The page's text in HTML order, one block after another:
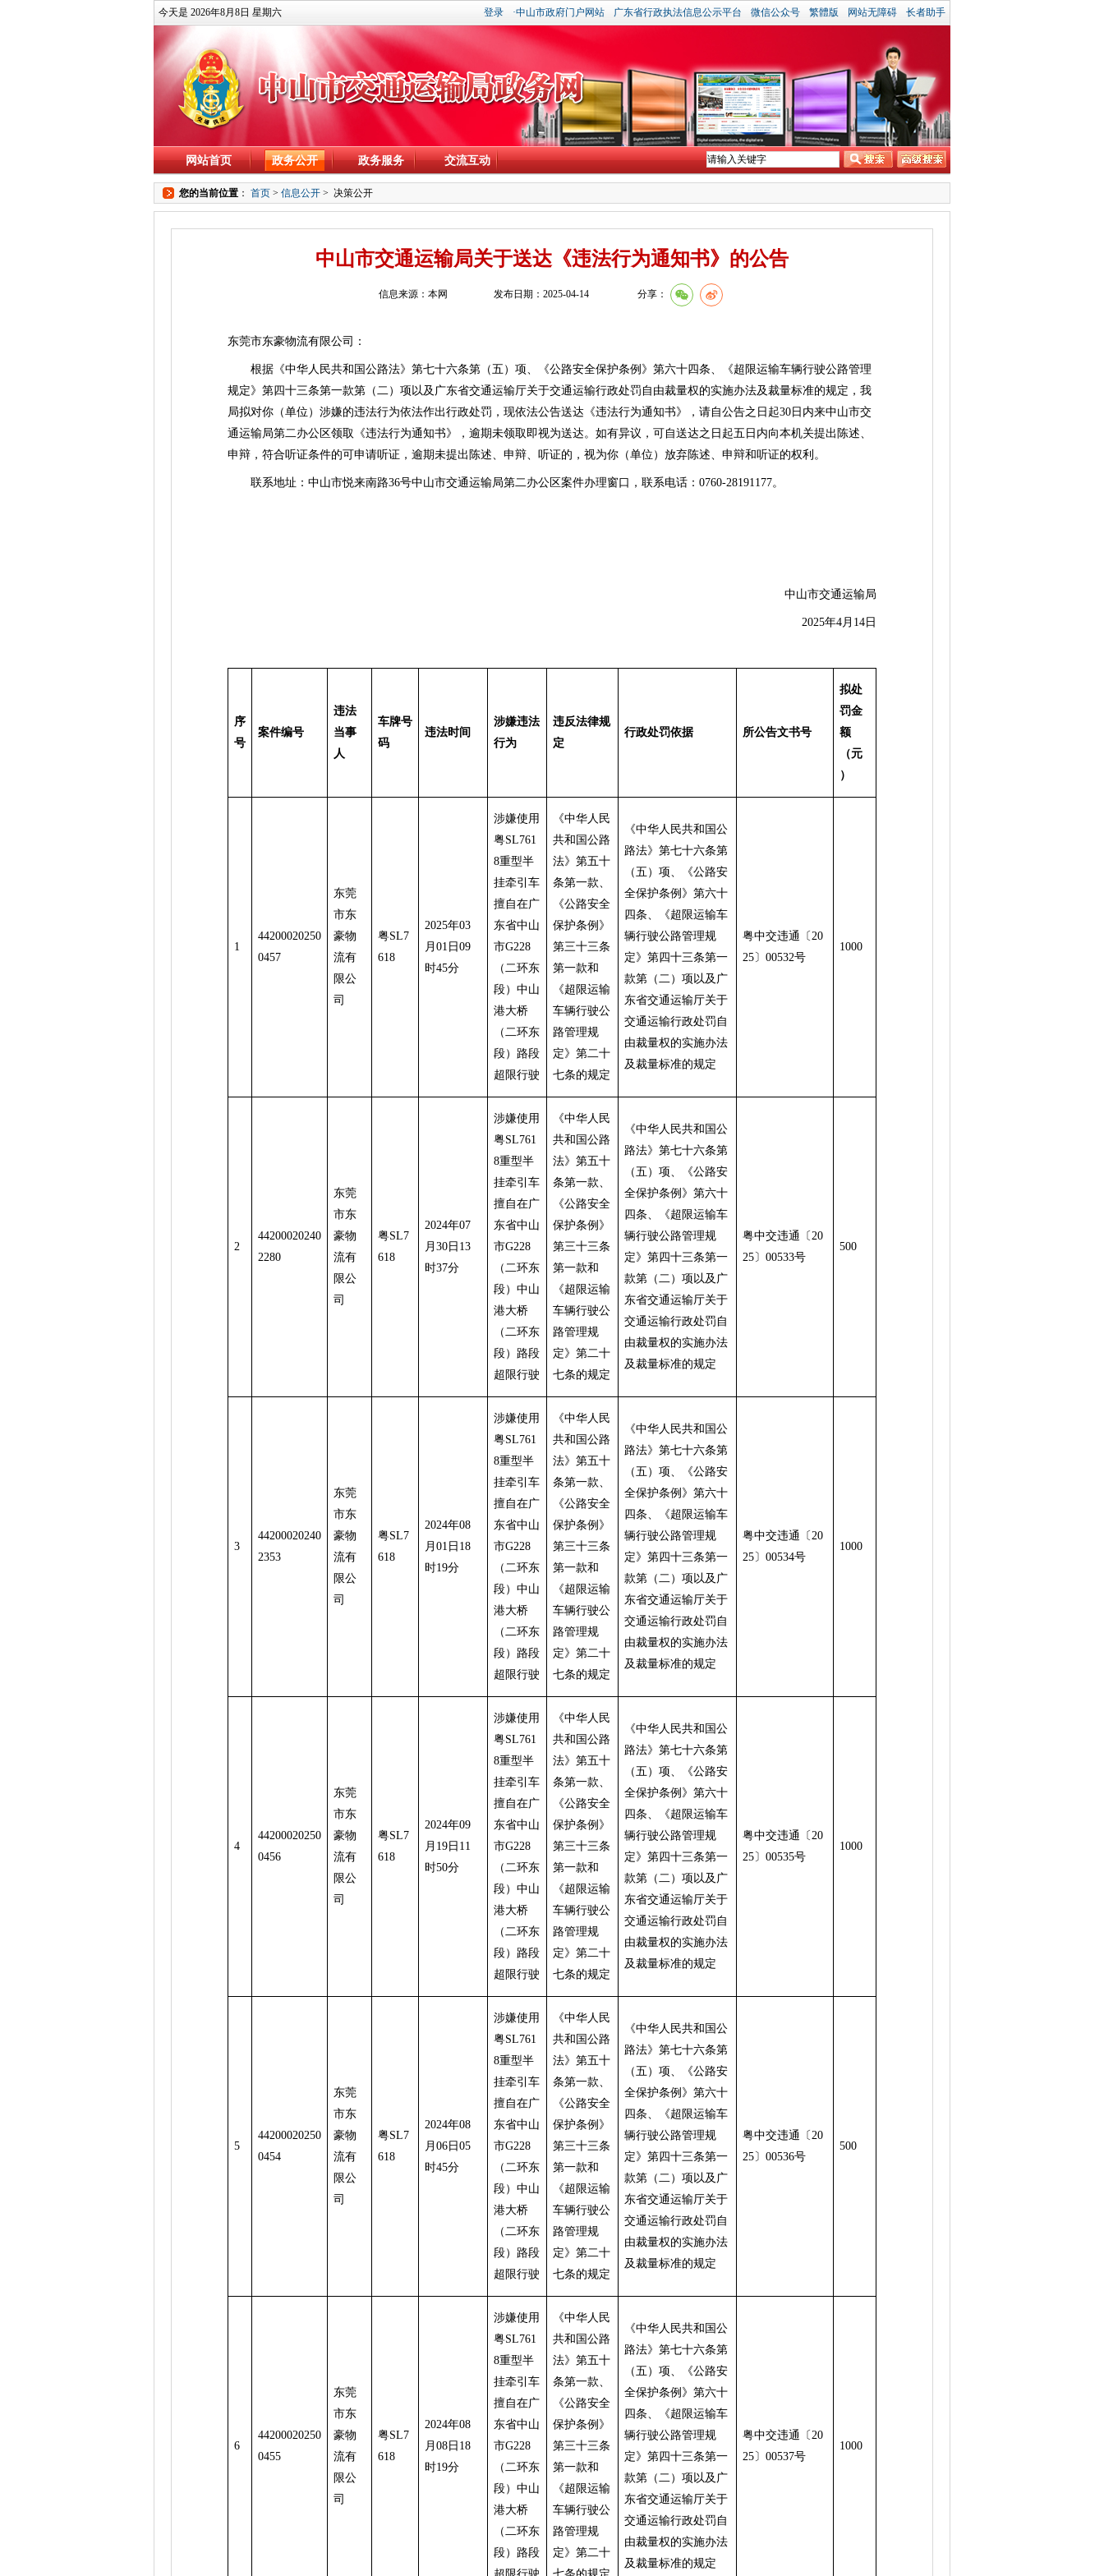
今天是 2026年8月8日 星期六 登录 ·中山市政府门户网站 广东省行政执法信息公示平台 微信公众号 繁體版 网站无障碍 长者助手
网站首页 政务公开 政务服务 交流互动
您的当前位置 ： 首页 > 信息公开 > 决策公开
中山市交通运输局关于送达《违法行为通知书》的公告
信息来源：本网 发布日期：2025-04-14 分享：
东莞市东豪物流有限公司：
根据《中华人民共和国公路法》第七十六条第（五）项、《公路安全保护条例》第六十四条、《超限运输车辆行驶公路管理
规定》第四十三条第一款第（二）项以及广东省交通运输厅关于交通运输行政处罚自由裁量权的实施办法及裁量标准的规定，我
局拟对你（单位）涉嫌的违法行为依法作出行政处罚，现依法公告送达《违法行为通知书》，请自公告之日起30日内来中山市交
通运输局第二办公区领取《违法行为通知书》，逾期未领取即视为送达。如有异议，可自送达之日起五日内向本机关提出陈述、
申辩，符合听证条件的可申请听证，逾期未提出陈述、申辩、听证的，视为你（单位）放弃陈述、申辩和听证的权利。
联系地址：中山市悦来南路36号中山市交通运输局第二办公区案件办理窗口，联系电话：0760-28191177。
中山市交通运输局
2025年4月14日
序
号
案件编号
违法
当事
人
车牌号
码
违法时间
涉嫌违法
行为
违反法律规
定
行政处罚依据 所公告文书号
拟处
罚金
额
（元
）
1
44200020250
0457
东莞
市东
豪物
流有
限公
司
粤SL7
618
2025年03
月01日09
时45分
涉嫌使用
粤SL761
8重型半
挂牵引车
擅自在广
东省中山
市G228
（二环东
段）中山
港大桥
（二环东
段）路段
超限行驶
《中华人民
共和国公路
法》第五十
条第一款、
《公路安全
保护条例》
第三十三条
第一款和
《超限运输
车辆行驶公
路管理规
定》第二十
七条的规定
《中华人民共和国公
路法》第七十六条第
（五）项、《公路安
全保护条例》第六十
四条、《超限运输车
辆行驶公路管理规
定》第四十三条第一
款第（二）项以及广
东省交通运输厅关于
交通运输行政处罚自
由裁量权的实施办法
及裁量标准的规定
粤中交违通〔20
25〕00532号
1000
2
44200020240
2280
东莞
市东
豪物
流有
限公
司
粤SL7
618
2024年07
月30日13
时37分
涉嫌使用
粤SL761
8重型半
挂牵引车
擅自在广
东省中山
市G228
（二环东
段）中山
港大桥
（二环东
段）路段
超限行驶
《中华人民
共和国公路
法》第五十
条第一款、
《公路安全
保护条例》
第三十三条
第一款和
《超限运输
车辆行驶公
路管理规
定》第二十
七条的规定
《中华人民共和国公
路法》第七十六条第
（五）项、《公路安
全保护条例》第六十
四条、《超限运输车
辆行驶公路管理规
定》第四十三条第一
款第（二）项以及广
东省交通运输厅关于
交通运输行政处罚自
由裁量权的实施办法
及裁量标准的规定
粤中交违通〔20
25〕00533号
500
3
44200020240
2353
东莞
市东
豪物
流有
限公
司
粤SL7
618
2024年08
月01日18
时19分
涉嫌使用
粤SL761
8重型半
挂牵引车
擅自在广
东省中山
市G228
（二环东
段）中山
港大桥
（二环东
段）路段
超限行驶
《中华人民
共和国公路
法》第五十
条第一款、
《公路安全
保护条例》
第三十三条
第一款和
《超限运输
车辆行驶公
路管理规
定》第二十
七条的规定
《中华人民共和国公
路法》第七十六条第
（五）项、《公路安
全保护条例》第六十
四条、《超限运输车
辆行驶公路管理规
定》第四十三条第一
款第（二）项以及广
东省交通运输厅关于
交通运输行政处罚自
由裁量权的实施办法
及裁量标准的规定
粤中交违通〔20
25〕00534号
1000
4
44200020250
0456
东莞
市东
豪物
流有
限公
司
粤SL7
618
2024年09
月19日11
时50分
涉嫌使用
粤SL761
8重型半
挂牵引车
擅自在广
东省中山
市G228
（二环东
段）中山
港大桥
（二环东
段）路段
超限行驶
《中华人民
共和国公路
法》第五十
条第一款、
《公路安全
保护条例》
第三十三条
第一款和
《超限运输
车辆行驶公
路管理规
定》第二十
七条的规定
《中华人民共和国公
路法》第七十六条第
（五）项、《公路安
全保护条例》第六十
四条、《超限运输车
辆行驶公路管理规
定》第四十三条第一
款第（二）项以及广
东省交通运输厅关于
交通运输行政处罚自
由裁量权的实施办法
及裁量标准的规定
粤中交违通〔20
25〕00535号
1000
5
44200020250
0454
东莞
市东
豪物
流有
限公
司
粤SL7
618
2024年08
月06日05
时45分
涉嫌使用
粤SL761
8重型半
挂牵引车
擅自在广
东省中山
市G228
（二环东
段）中山
港大桥
（二环东
段）路段
超限行驶
《中华人民
共和国公路
法》第五十
条第一款、
《公路安全
保护条例》
第三十三条
第一款和
《超限运输
车辆行驶公
路管理规
定》第二十
七条的规定
《中华人民共和国公
路法》第七十六条第
（五）项、《公路安
全保护条例》第六十
四条、《超限运输车
辆行驶公路管理规
定》第四十三条第一
款第（二）项以及广
东省交通运输厅关于
交通运输行政处罚自
由裁量权的实施办法
及裁量标准的规定
粤中交违通〔20
25〕00536号
500
6
44200020250
0455
东莞
市东
豪物
流有
限公
司
粤SL7
618
2024年08
月08日18
时19分
涉嫌使用
粤SL761
8重型半
挂牵引车
擅自在广
东省中山
市G228
（二环东
段）中山
港大桥
（二环东
段）路段
《中华人民
共和国公路
法》第五十
条第一款、
《公路安全
保护条例》
第三十三条
第一款和
《超限运输
车辆行驶公
路管理规
定》第二十
《中华人民共和国公
路法》第七十六条第
（五）项、《公路安
全保护条例》第六十
四条、《超限运输车
辆行驶公路管理规
定》第四十三条第一
款第（二）项以及广
东省交通运输厅关于
交通运输行政处罚自
由裁量权的实施办法
及裁量标准的规定
粤中交违通〔20
25〕00537号
1000